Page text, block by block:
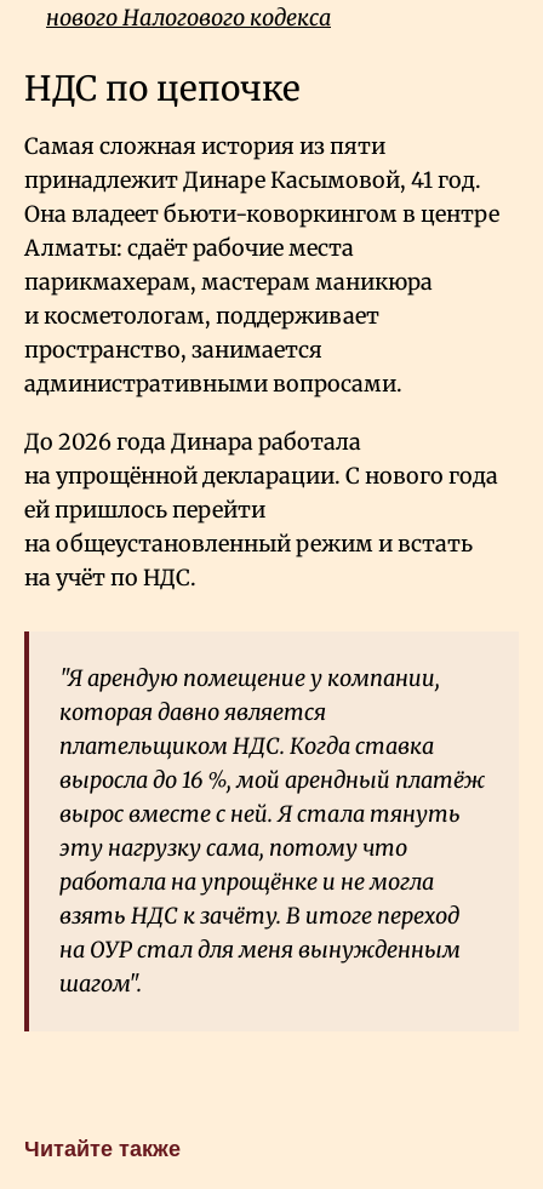
нового Налогового кодекса
НДС по цепочке
Самая сложная история из пяти
принадлежит Динаре Касымовой, 41 год.
Она владеет бьюти-коворкингом в центре
Алматы: сдаёт рабочие места
парикмахерам, мастерам маникюра
и косметологам, поддерживает
пространство, занимается
административными вопросами.
До 2026 года Динара работала
на упрощённой декларации. С нового года
ей пришлось перейти
на общеустановленный режим и встать
на учёт по НДС.
"Я арендую помещение у компании,
которая давно является
плательщиком НДС. Когда ставка
выросла до 16 %, мой арендный платёж
вырос вместе с ней. Я стала тянуть
эту нагрузку сама, потому что
работала на упрощёнке и не могла
взять НДС к зачёту. В итоге переход
на ОУР стал для меня вынужденным
шагом".
Читайте также